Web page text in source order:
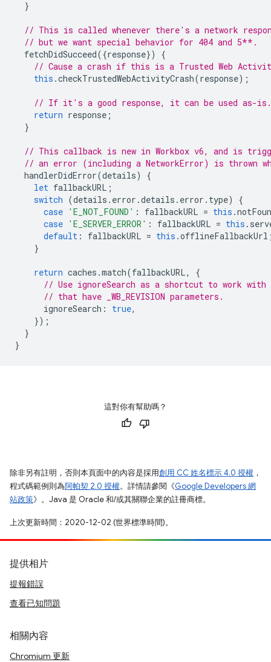
}
// This is called whenever there's a network
// but we want special behavior for 404 and 5**.
fetchDidSucceed({response})
{
// Cause a crash if this is a Trusted Web
this .checkTrustedWebActivityCrash(response);
// If it's a good response, it can be used as-is.
return response ;
}
// This callback is new in Workbox v6, and is
// an error (including a NetworkError) is thrown
handlerDidError(details)
{
let fallbackURL ;
switch (details . error .details . error . type)
{
case 'E_NOT_FOUND' : fallbackURL = this .
case 'E_SERVER_ERROR' : fallbackURL = this .
default : fallbackURL = this .offlineFallbackUrl
}
return caches .match(fallbackURL,
{
// Use ignoreSearch as a shortcut to work with
// that have _WB_REVISION parameters.
ignoreSearch : true,
});
}
}
這對你有幫助嗎？
除非另有註明，否則本頁面中的內容是採用創用 CC 姓名標示 4.0 授權 ，
程式碼範例則為阿帕契 2.0 授權。詳情請參閱《Google Developers 網
站政策》。Java 是 Oracle 和/或其關聯企業的註冊商標。
上次更新時間：2020-12-02 (世界標準時間)。
提供相片
提報錯誤
查看已知問題
相關內容
Chromium 更新